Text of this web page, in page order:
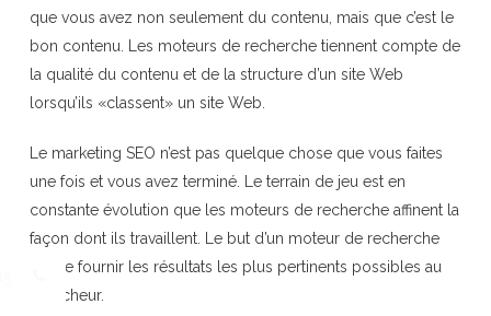
que vous avez non seulement du contenu, mais que c’est le
bon contenu. Les moteurs de recherche tiennent compte de
la qualité du contenu et de la structure d’un site Web
lorsqu’ils «classent» un site Web.
Le marketing SEO n’est pas quelque chose que vous faites
une fois et vous avez terminé. Le terrain de jeu est en
constante évolution que les moteurs de recherche affinent la
façon dont ils travaillent. Le but d’un moteur de recherche
est de fournir les résultats les plus pertinents possibles au
chercheur.